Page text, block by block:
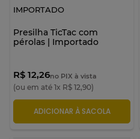
IMPORTADO
Presilha TicTac com
pérolas | Importado
R$ 12,26no PIX à vista
(ou em até 1x R$ 12,90)
ADICIONAR À SACOLA